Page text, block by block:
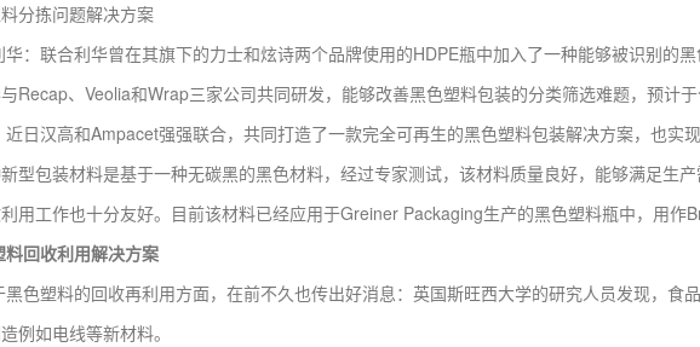
分拣问题解决方案
联合利华曾在其旗下的力士和炫诗两个品牌使用的HDPE瓶中加入了一种能够被识别的黑
Recap、Veolia和Wrap三家公司共同研发，能够改善黑色塑料包装的分类筛选难题，预计于
汉高和Ampacet强强联合，共同打造了一款完全可再生的黑色塑料包装解决方案，也实
型包装材料是基于一种无碳黑的黑色材料，经过专家测试，该材料质量良好，能够满足生
用工作也十分友好。目前该材料已经应用于Greiner Packaging生产的黑色塑料瓶中，用作
料回收利用解决方案
塑料的回收再利用方面，在前不久也传出好消息：英国斯旺西大学的研究人员发现，食
例如电线等新材料。